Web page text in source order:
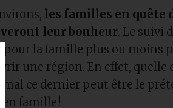
les familles en quête
leur bonheur. Le suivi
pour la famille plus ou moins
une région. En effet, quelle
ce dernier peut être le
famille !